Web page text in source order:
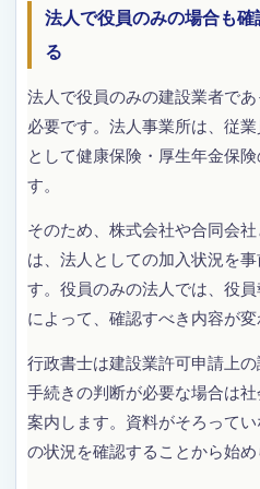
法人で役員のみの場合も
る
法人で役員のみの建設業者で
必要です。法人事業所は、従
として健康保険・厚生年金保
す。
そのため、株式会社や合同会
は、法人としての加入状況を
す。役員のみの法人では、役
によって、確認すべき内容が変
行政書士は建設業許可申請上
手続きの判断が必要な場合は
案内します。資料がそろって
の状況を確認することから始め